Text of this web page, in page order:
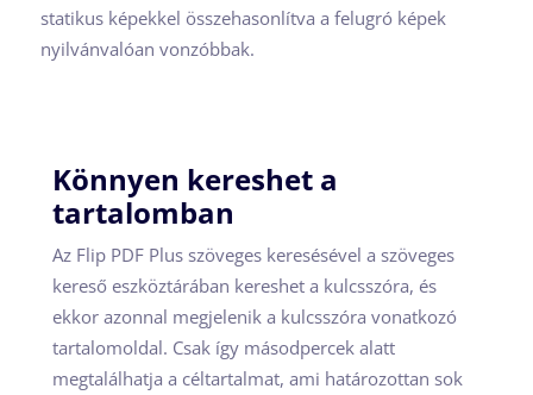
statikus képekkel összehasonlítva a felugró képek
nyilvánvalóan vonzóbbak.
Könnyen kereshet a
tartalomban
Az Flip PDF Plus szöveges keresésével a szöveges
kereső eszköztárában kereshet a kulcsszóra, és
ekkor azonnal megjelenik a kulcsszóra vonatkozó
tartalomoldal. Csak így másodpercek alatt
megtalálhatja a céltartalmat, ami határozottan sok